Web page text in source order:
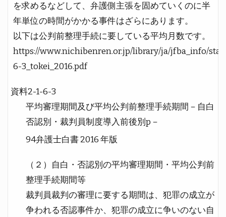
を求めるなどして、弁護側主張を固めていくのに半
年単位の時間がかかる事件はざらにあります。
以下は公判前整理手続に要している平均月数です。
https://www.nichibenren.or.jp/library/ja/jfba_info/
6-3_tokei_2016.pdf
資料2-1-6-3
平均審理期間及び平均公判前整理手続期間－自白
否認別・裁判員制度導入前後別p－
94弁護士白書 2016 年版
（２）自白・否認別の平均審理期間・平均公判前
整理手続期間等
裁判員裁判の審理に要する期間は、犯罪の成立が
争われる否認事件か、犯罪の成立に争いのない自